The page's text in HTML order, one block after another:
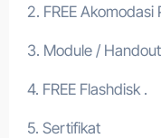
2. FREE
3. Module / Handout
4. FREE Flashdisk .
5. Sertifikat